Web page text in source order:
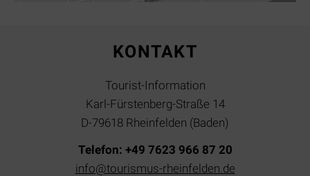
KONTAKT
Tourist-Information
Karl-Fürstenberg-Straße 14
D-79618 Rheinfelden (Baden)
Telefon: +49 7623 966 87 20
info@tourismus-rheinfelden.de